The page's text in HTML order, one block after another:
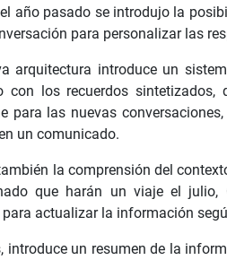
año pasado se introdujo la
para personalizar las
arquitectura introduce un
con los recuerdos
para las nuevas
un comunicado.
la comprensión del
que harán un viaje el julio,
para actualizar la información
introduce un resumen de la